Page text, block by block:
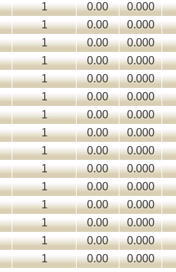
1 0.00
0.000
1 0.00
0.000
1 0.00
0.000
1 0.00
0.000
1 0.00
0.000
1 0.00
0.000
1 0.00
0.000
1 0.00
0.000
1 0.00
0.000
1 0.00
0.000
1 0.00
0.000
1 0.00
0.000
1 0.00
0.000
1 0.00
0.000
1 0.00
0.000